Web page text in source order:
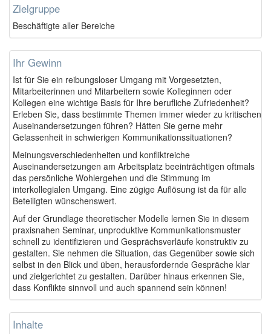
Zielgruppe
Beschäftigte aller Bereiche
Ihr Gewinn
Ist für Sie ein reibungsloser Umgang mit Vorgesetzten,
Mitarbeiterinnen und Mitarbeitern sowie Kolleginnen oder
Kollegen eine wichtige Basis für Ihre berufliche Zufriedenheit?
Erleben Sie, dass bestimmte Themen immer wieder zu kritischen
Auseinandersetzungen führen? Hätten Sie gerne mehr
Gelassenheit in schwierigen Kommunikationssituationen?
Meinungsverschiedenheiten und konfliktreiche
Auseinandersetzungen am Arbeitsplatz beeinträchtigen oftmals
das persönliche Wohlergehen und die Stimmung im
interkollegialen Umgang. Eine zügige Auflösung ist da für alle
Beteiligten wünschenswert.
Auf der Grundlage theoretischer Modelle lernen Sie in diesem
praxisnahen Seminar, unproduktive Kommunikationsmuster
schnell zu identifizieren und Gesprächsverläufe konstruktiv zu
gestalten. Sie nehmen die Situation, das Gegenüber sowie sich
selbst in den Blick und üben, herausfordernde Gespräche klar
und zielgerichtet zu gestalten. Darüber hinaus erkennen Sie,
dass Konflikte sinnvoll und auch spannend sein können!
Inhalte